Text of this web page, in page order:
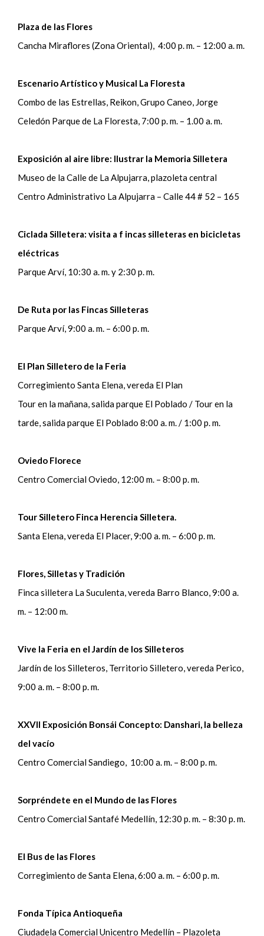
Plaza de las Flores
Cancha Miraflores (Zona Oriental), 4:00 p. m. – 12:00 a. m.
Escenario Artístico y Musical La Floresta
Combo de las Estrellas, Reikon, Grupo Caneo, Jorge
Celedón Parque de La Floresta, 7:00 p. m. – 1.00 a. m.
Exposición al aire libre: Ilustrar la Memoria Silletera
Museo de la Calle de La Alpujarra, plazoleta central
Centro Administrativo La Alpujarra – Calle 44 # 52 – 165
Ciclada Silletera: visita a f incas silleteras en bicicletas
eléctricas
Parque Arví, 10:30 a. m. y 2:30 p. m.
De Ruta por las Fincas Silleteras
Parque Arví, 9:00 a. m. – 6:00 p. m.
El Plan Silletero de la Feria
Corregimiento Santa Elena, vereda El Plan
Tour en la mañana, salida parque El Poblado / Tour en la
tarde, salida parque El Poblado 8:00 a. m. / 1:00 p. m.
Oviedo Florece
Centro Comercial Oviedo, 12:00 m. – 8:00 p. m.
Tour Silletero Finca Herencia Silletera.
Santa Elena, vereda El Placer, 9:00 a. m. – 6:00 p. m.
Flores, Silletas y Tradición
Finca silletera La Suculenta, vereda Barro Blanco, 9:00 a.
m. – 12:00 m.
Vive la Feria en el Jardín de los Silleteros
Jardín de los Silleteros, Territorio Silletero, vereda Perico,
9:00 a. m. – 8:00 p. m.
XXVII Exposición Bonsái Concepto: Danshari, la belleza
del vacío
Centro Comercial Sandiego, 10:00 a. m. – 8:00 p. m.
Sorpréndete en el Mundo de las Flores
Centro Comercial Santafé Medellín, 12:30 p. m. – 8:30 p. m.
El Bus de las Flores
Corregimiento de Santa Elena, 6:00 a. m. – 6:00 p. m.
Fonda Típica Antioqueña
Ciudadela Comercial Unicentro Medellín – Plazoleta